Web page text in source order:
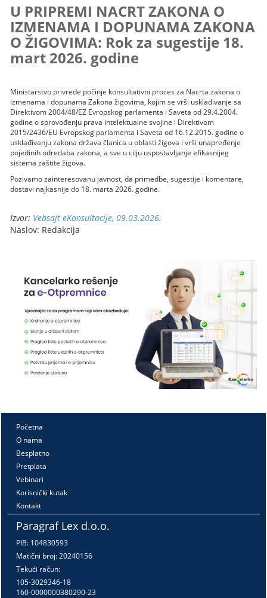
U PRIPREMI NACRT ZAKONA O
IZMENAMA I DOPUNAMA ZAKONA
O ŽIGOVIMA: Rok za sugestije 18.
mart 2026. godine
Ministarstvo privrede počinje konsultativni proces za Nacrta zakona o
izmenama i dopunama Zakona žigovima, kojim se vrši usklađivanje sa
Direktivom 2004/48/EZ Evropskog parlamenta i Saveta od 29.4.2004.
godine o sprovođenju prava intelektualne svojine i Direktivom
2015/2436/EU Evropskog parlamenta i Saveta od 16.12.2015. godine o
usklađivanju zakona država članica u oblasti žigova i vrši unapređenje
pojedinih odredaba zakona, a sve u cilju uspostavljanje efikasnijeg
sistema zaštite žigova.
Pozivamo zainteresovanu javnost, da primedbe, sugestije i komentare,
dostavi najkasnije do 18. marta 2026. godine.
Izvor: Vebsajt eKonsultacije, 09.03.2026.
Naslov: Redakcija
Početna
O nama
Besplatno
Pretplata
Vebinari
Korisnički kutak
Kontakt
Paragraf Lex d.o.o.
PIB: 104830593
Matični broj: 20240156
Tekući račun:
105-3029346-18
160-0000000380290-23